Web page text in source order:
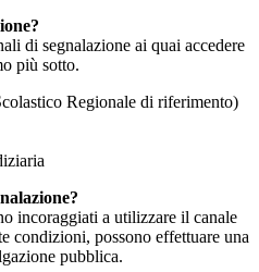
di segnalazione ai quai accedere
più sotto.
Regionale di riferimento)
incoraggiati a utilizzare il canale
condizioni, possono effettuare una
pubblica.